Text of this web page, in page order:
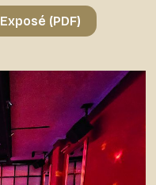
Exposé (PDF)